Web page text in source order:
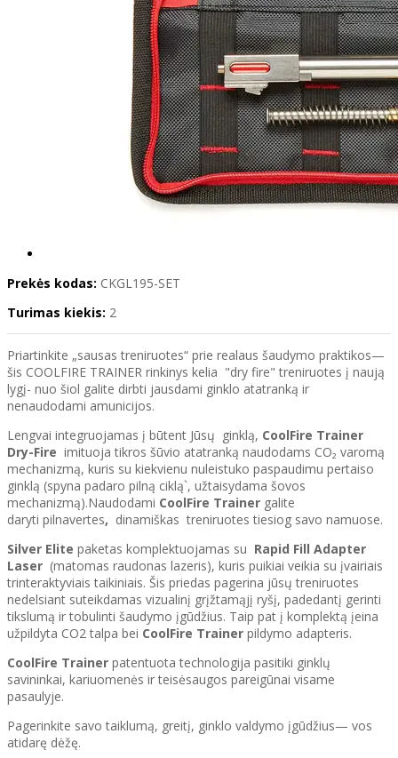
Prekės kodas: CKGL195-SET
Turimas kiekis: 2
Priartinkite „sausas treniruotes“ prie realaus šaudymo praktikos—
šis COOLFIRE TRAINER rinkinys kelia "dry fire" treniruotes į naują
lygį- nuo šiol galite dirbti jausdami ginklo atatranką ir
nenaudodami amunicijos.
Lengvai integruojamas į būtent Jūsų ginklą, CoolFire Trainer
Dry-Fire imituoja tikros šūvio atatranką naudodams CO₂ varomą
mechanizmą, kuris su kiekvienu nuleistuko paspaudimu pertaiso
ginklą (spyna padaro pilną ciklą`, užtaisydama šovos
mechanizmą).Naudodami CoolFire Trainer galite
daryti pilnavertes, dinamiškas treniruotes tiesiog savo namuose.
Silver Elite paketas komplektuojamas su Rapid Fill Adapter
Laser (matomas raudonas lazeris), kuris puikiai veikia su įvairiais
trinteraktyviais taikiniais. Šis priedas pagerina jūsų treniruotes
nedelsiant suteikdamas vizualinį grįžtamąjį ryšį, padedantį gerinti
tikslumą ir tobulinti šaudymo įgūdžius. Taip pat į komplektą įeina
užpildyta CO2 talpa bei CoolFire Trainer pildymo adapteris.
CoolFire Trainer patentuota technologija pasitiki ginklų
savininkai, kariuomenės ir teisėsaugos pareigūnai visame
pasaulyje.
Pagerinkite savo taiklumą, greitį, ginklo valdymo įgūdžius— vos
atidarę dėžę.